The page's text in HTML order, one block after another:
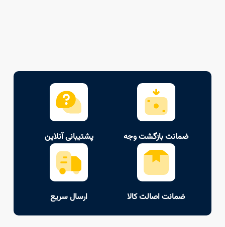
ضمانت بازگشت وجه پشتیبانی آنلاین
ضمانت اصالت کالا ارسال سریع